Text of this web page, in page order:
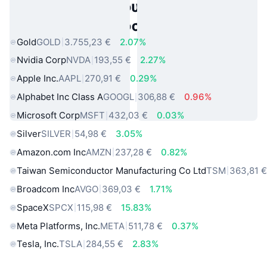
Δημοφιλή περιουσιακά στοιχεία
πραγματικού κόσμου
GoldGOLD 3.755,23 €
2.07%
Nvidia CorpNVDA 193,55 €
2.27%
Apple Inc.AAPL 270,91 €
0.29%
Alphabet Inc Class AGOOGL 306,88 €
0.96%
Microsoft CorpMSFT 432,03 €
0.03%
SilverSILVER 54,98 €
3.05%
Amazon.com IncAMZN 237,28 €
0.82%
Taiwan Semiconductor Manufacturing Co LtdTSM 363,81 €
Broadcom IncAVGO 369,03 €
1.71%
SpaceXSPCX 115,98 €
15.83%
Meta Platforms, Inc.META 511,78 €
0.37%
Tesla, Inc.TSLA 284,55 €
2.83%